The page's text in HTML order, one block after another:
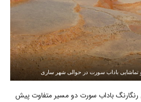
تماشایی باداب سورت در حوالی شهر ساری
باداب سورت دو مسیر متفاوت پیش